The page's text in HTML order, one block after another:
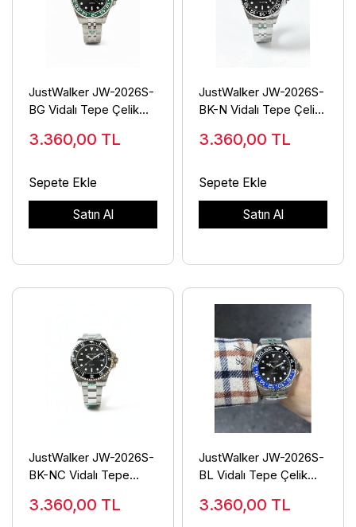
JustWalker JW-2026S-
BG Vidalı Tepe Çelik
3.360,00 TL
Sepete Ekle
Satın Al
JustWalker JW-2026S-
BK-N Vidalı Tepe Çelik
3.360,00 TL
Sepete Ekle
Satın Al
JustWalker JW-2026S-
BK-NC Vidalı Tepe
3.360,00 TL
JustWalker JW-2026S-
BL Vidalı Tepe Çelik
3.360,00 TL